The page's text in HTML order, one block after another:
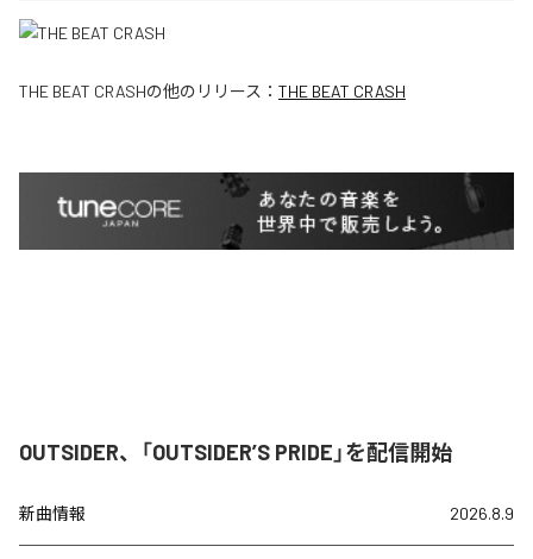
THE BEAT CRASHの他のリリース： THE BEAT CRASH
OUTSIDER、「OUTSIDER’S PRIDE」を配信開始
新曲情報 2026.8.9